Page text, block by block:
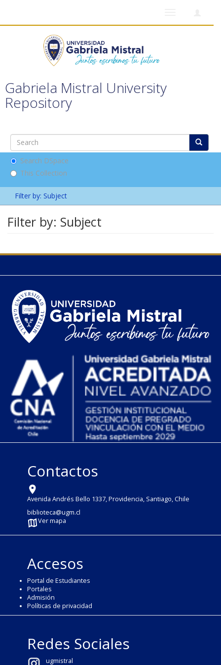
Gabriela Mistral University
Repository
Search DSpace
This Collection
Filter by: Subject
Filter by: Subject
Contactos
Avenida Andrés Bello 1337, Providencia, Santiago, Chile
biblioteca@ugm.cl
Ver mapa
Accesos
Portal de Estudiantes
Portales
Admisión
Políticas de privacidad
Redes Sociales
ugmistral